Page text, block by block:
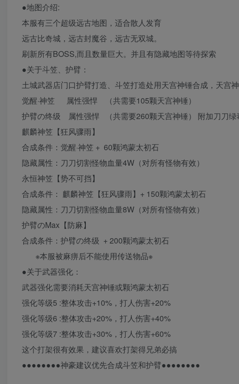
●地图介绍:
本服有三个超级远古地图，适合散人发育
远古比奇城，远古封魔谷，远古无双城。
刷新所有BOSS,而且数量巨大。并且有隐藏地图等待探索
●关于斗笠、护臂：
土城武器店门口护臂打造、斗笠打造处用天宫神锤合成，天宫
觉醒·神笠 属性强悍 （共需要105颗天宫神锤）
护臂の终级 属性强悍 （共需要260颗天宫神锤） 附加刀刀绿
麒麟神笠【狂风骤雨】
合成条件：觉醒·神笠 + 60颗鸿蒙太初石
隐藏属性：刀刀切割怪物血量4W（对所有怪物有效）
永恒神笠【势不可挡】
合成条件： 麒麟神笠【狂风骤雨】+ 150颗鸿蒙太初石
隐藏属性：刀刀切割怪物血量8W（对所有怪物有效）
护臂のMax【防麻】
合成条件：护臂の终级 + 200颗鸿蒙太初石
※本服被麻痹后不能使用传送物品※
●关于武器强化：
武器强化需要消耗天宫神锤或颗鸿蒙太初石
强化等级5 :整体攻击+10%，打人伤害+20%
强化等级6 :整体攻击+20%，打人伤害+40%
强化等级7 :整体攻击+30%，打人伤害+60%
这个打架很有效果，建议喜欢打架得兄弟必搞
●●●●●●●●神豪建议优先合成斗笠和护臂●●●●●●●●